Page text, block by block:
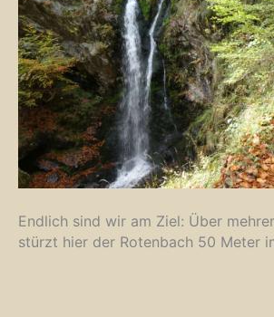
Endlich sind wir am Ziel: Über
stürzt hier der Rotenbach 50 Meter